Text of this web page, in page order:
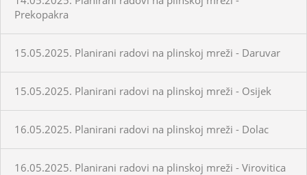
Prekopakra
15.05.2025. Planirani radovi na plinskoj mreži - Daruvar
15.05.2025. Planirani radovi na plinskoj mreži - Osijek
16.05.2025. Planirani radovi na plinskoj mreži - Dolac
16.05.2025. Planirani radovi na plinskoj mreži - Virovitica